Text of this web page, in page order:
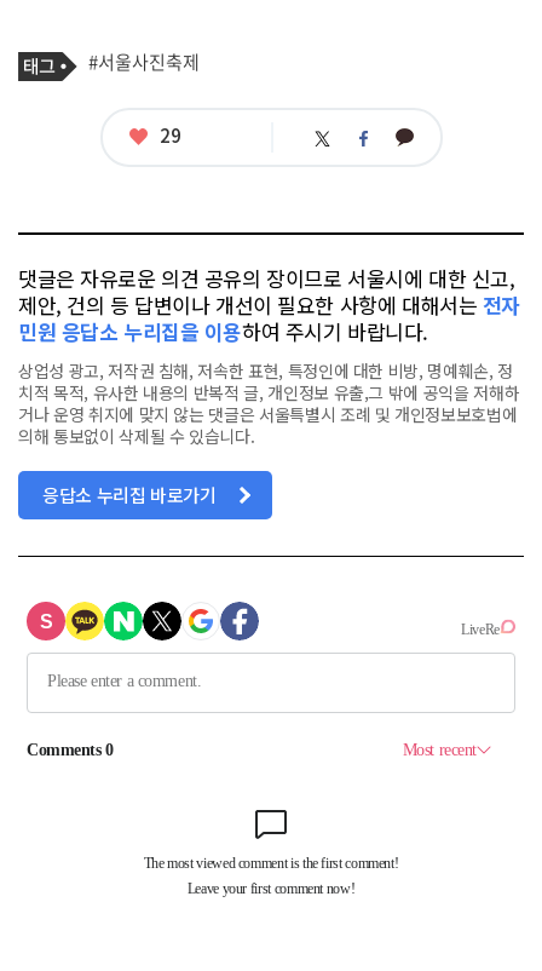
기
사
태
그
#서울사진축제
좋
29 트 페 카
댓글은 자유로운 의견 공유의 장이므로 서울시에 대한 신고,
제안, 건의 등 답변이나 개선이 필요한 사항에 대해서는 전자
민원 응답소 누리집을 이용하여 주시기 바랍니다.
상업성 광고, 저작권 침해, 저속한 표현, 특정인에 대한 비방, 명예훼손, 정
치적 목적, 유사한 내용의 반복적 글, 개인정보 유출,그 밖에 공익을 저해하
거나 운영 취지에 맞지 않는 댓글은 서울특별시 조례 및 개인정보보호법에
의해 통보없이 삭제될 수 있습니다.
응답소 누리집 바로가기